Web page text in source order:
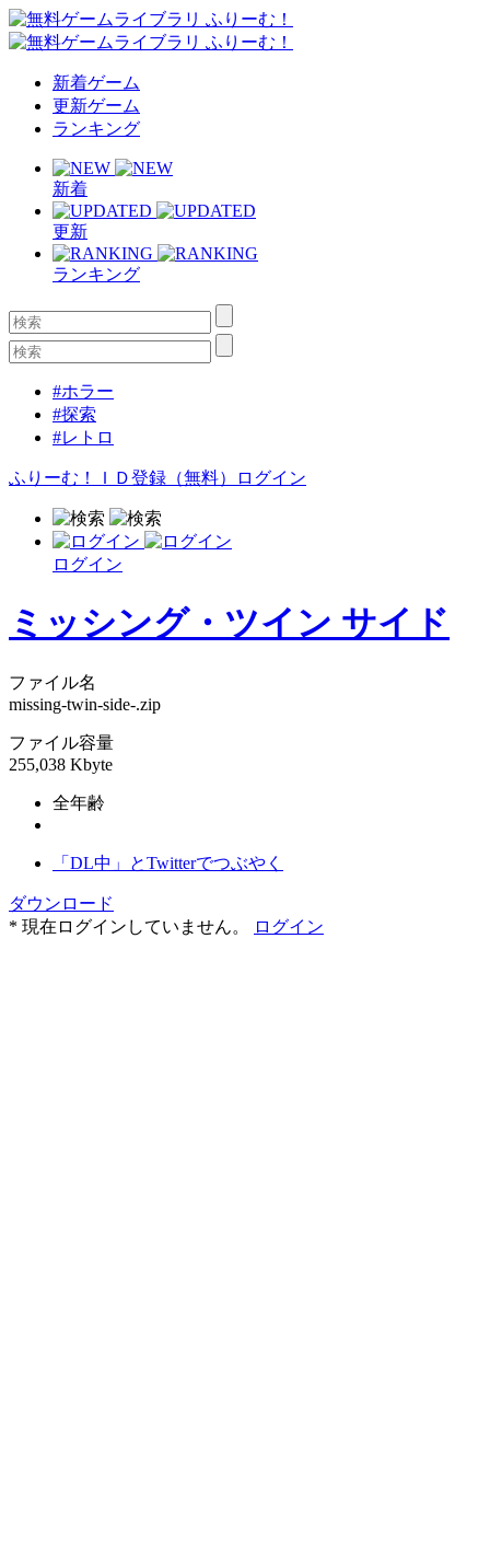
新着ゲーム
更新ゲーム
ランキング
新着
更新
ランキング
#ホラー
#探索
#レトロ
ふりーむ！ＩＤ登録（無料） ログイン
ログイン
ミッシング・ツイン サイド
ファイル名
missing-twin-side-.zip
ファイル容量
255,038 Kbyte
全年齢
「DL中」とTwitterでつぶやく
ダウンロード
* 現在ログインしていません。
ログイン